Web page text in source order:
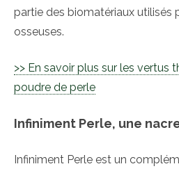
partie des biomatériaux utilisés
osseuses.
>> En savoir plus sur les vertus
poudre de perle
Infiniment Perle, une
Infiniment Perle est un